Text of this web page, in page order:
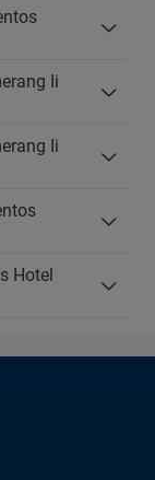
Ii
Ii
Hotel